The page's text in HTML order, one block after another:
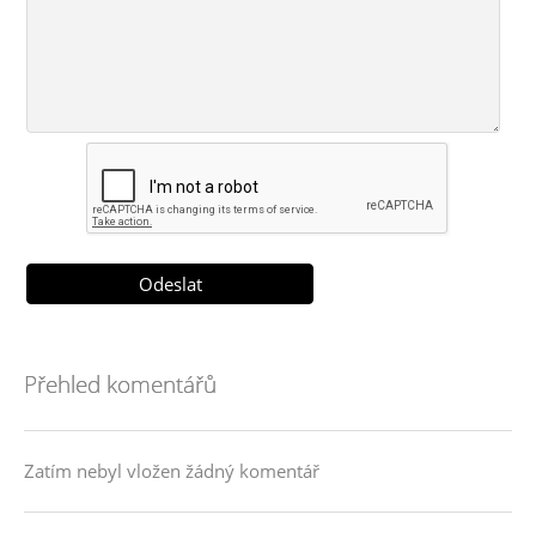
Přehled komentářů
Zatím nebyl vložen žádný komentář